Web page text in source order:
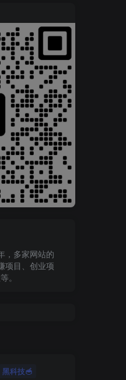
，多家网站的
项目、创业项
。
黑科技🥣